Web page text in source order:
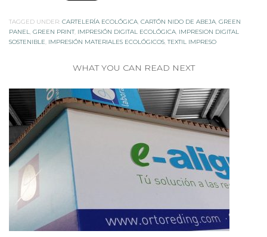
TAGGED UNDER: CARTELERÍA ECOLÓGICA CARTÓN NIDO DE ABEJA GREEN
PANEL GREEN PRINT, IMPRESIÓN DIGITAL ECOLÓGICA IMPRESION DIGITAL
SOSTENIBLE IMPRESIÓN MATERIALES ECOLÓGICOS ,TEXTIL IMPRESO
WHAT YOU CAN READ NEXT